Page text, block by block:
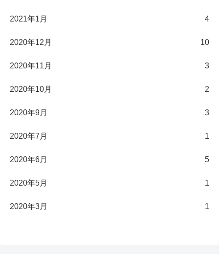
2021年1月 4
2020年12月 10
2020年11月 3
2020年10月 2
2020年9月 3
2020年7月 1
2020年6月 5
2020年5月 1
2020年3月 1